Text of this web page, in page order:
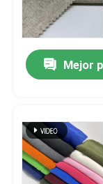
Mejor